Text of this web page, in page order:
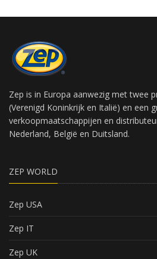
Zep is in Europa aanwezig met twee
(Verenigd Koninkrijk en Italië) en een
verkoopmaatschappijen en
Nederland, België en Duitsland.
ZEP WORLD
Zep USA
Zep IT
Zep UK